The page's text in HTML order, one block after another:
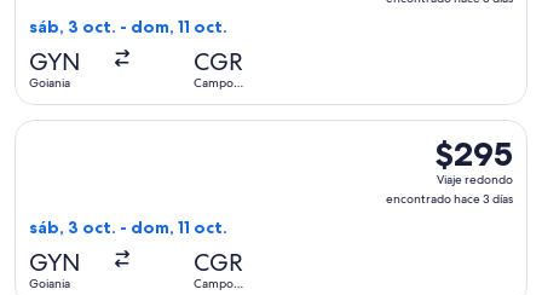
sáb, 3 oct. - dom, 11 oct.
GYN
Goiania
CGR
Campo
$295
Viaje
redondo,
$295
Viaje redondo
encontrado hace 3 días
sáb, 3 oct. - dom, 11 oct.
GYN
Goiania
CGR
Campo
Seleccionar vuelo de Azul, con salida el sáb, 3 oct. desde